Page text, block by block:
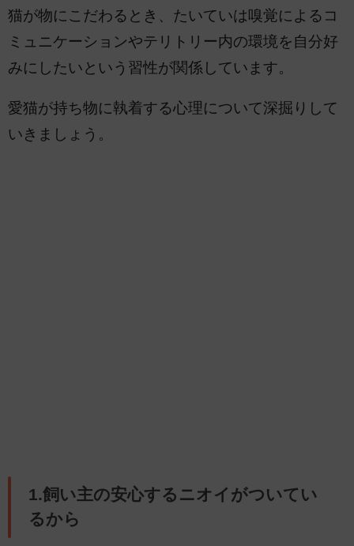
猫が物にこだわるとき、たいていは嗅覚によるコ
ミュニケーションやテリトリー内の環境を自分好
みにしたいという習性が関係しています。
愛猫が持ち物に執着する心理について深掘りして
いきましょう。
1.飼い主の安心するニオイがついてい
るから